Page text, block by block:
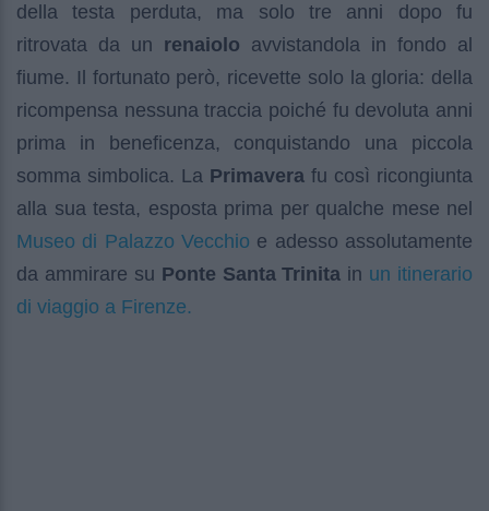
della testa perduta, ma solo tre anni dopo fu
ritrovata da un renaiolo avvistandola in fondo al
fiume. Il fortunato però, ricevette solo la gloria: della
ricompensa nessuna traccia poiché fu devoluta anni
prima in beneficenza, conquistando una piccola
somma simbolica. La Primavera fu così ricongiunta
alla sua testa, esposta prima per qualche mese nel
Museo di Palazzo Vecchio e adesso assolutamente
da ammirare su Ponte Santa Trinita in un itinerario
di viaggio a Firenze.